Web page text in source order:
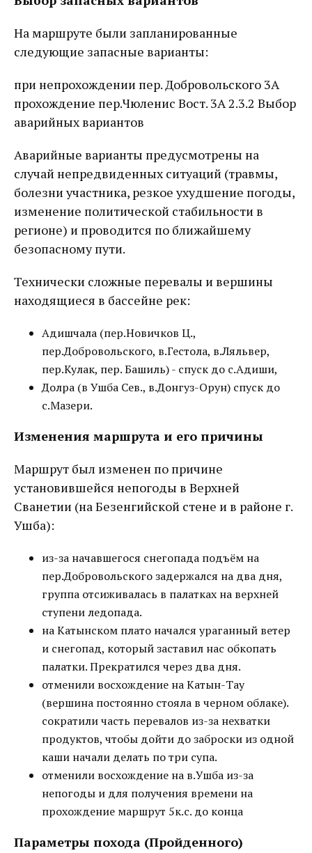
На маршруте были запланированные
следующие запасные варианты:
при непрохождении пер. Добровольского 3А
прохождение пер.Чюленис Вост. 3А 2.3.2 Выбор
аварийных вариантов
Аварийные варианты предусмотрены на
случай непредвиденных ситуаций (травмы,
болезни участника, резкое ухудшение погоды,
изменение политической стабильности в
регионе) и проводится по ближайшему
безопасному пути.
Технически сложные перевалы и вершины
находящиеся в бассейне рек:
Адишчала (пер.Новичков Ц.,
пер.Добровольского, в.Гестола, в.Ляльвер,
пер.Кулак, пер. Башиль) - спуск до с.Адиши,
Долра (в Ушба Сев., в.Донгуз-Орун) спуск до
с.Мазери.
Изменения маршрута и его причины
Маршрут был изменен по причине
установившейся непогоды в Верхней
Сванетии (на Безенгийской стене и в районе г.
Ушба):
из-за начавшегося снегопада подъём на
пер.Добровольского задержался на два дня,
группа отсиживалась в палатках на верхней
ступени ледопада.
на Катынском плато начался ураганный ветер
и снегопад, который заставил нас обкопать
палатки. Прекратился через два дня.
отменили восхождение на Катын-Тау
(вершина постоянно стояла в черном облаке).
сократили часть перевалов из-за нехватки
продуктов, чтобы дойти до заброски из одной
каши начали делать по три супа.
отменили восхождение на в.Ушба из-за
непогоды и для получения времени на
прохождение маршрут 5к.с. до конца
Параметры похода (Пройденного)